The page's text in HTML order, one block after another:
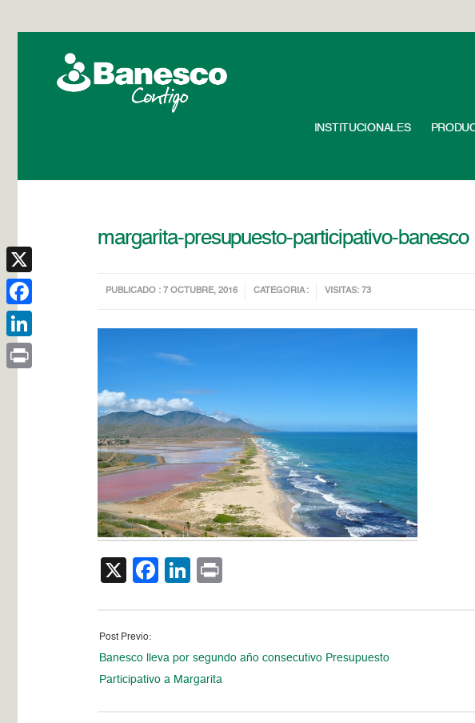
INSTITUCIONALES
margarita-presupuesto-participativo-banesco
PUBLICADO : 7 OCTUBRE, 2016 CATEGORIA : VISITAS: 73
X Facebook
LinkedIn
Post Previo:
Banesco lleva por segundo año consecutivo Presupuesto
Participativo a Margarita
X
Facebook
LinkedIn